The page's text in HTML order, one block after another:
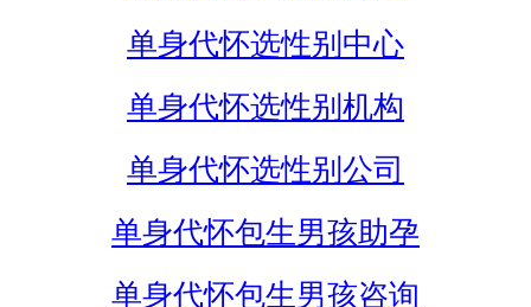
单身代怀选性别中心
单身代怀选性别机构
单身代怀选性别公司
单身代怀包生男孩助孕
单身代怀包生男孩咨询